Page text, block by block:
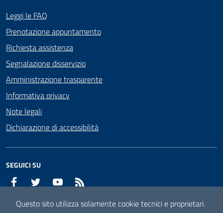
Leggi le FAQ
Prenotazione appuntamento
Richiesta assistenza
Segnalazione disservizio
Amministrazione trasparente
Informativa privacy
Note legali
Dichiarazione di accessibilità
SEGUICI SU
Facebook Twitter YouTube
Questo sito utilizza solamente cookie tecnici e proprietari.